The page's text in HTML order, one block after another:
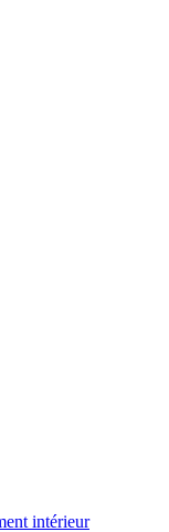
intérieur